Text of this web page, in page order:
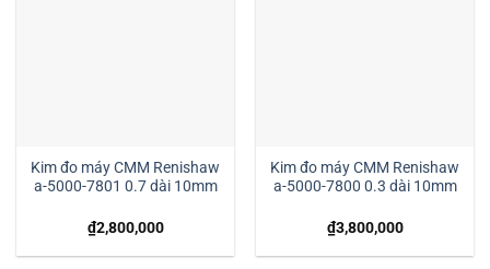
Kim đo máy CMM Renishaw
a-5000-7801 0.7 dài 10mm
₫2,800,000
Kim đo máy CMM Renishaw
a-5000-7800 0.3 dài 10mm
₫3,800,000